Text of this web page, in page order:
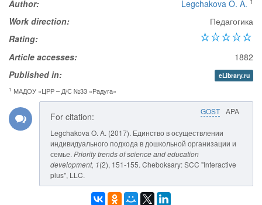
Author:
Legchakova O. A.
Work direction:
Педагогика
Rating:
Article accesses:
1882
Published in:
eLibrary.ru
1 МАДОУ «ЦРР – Д/С №33 «Радуга»
GOST APA
For citation:
Legchakova O. A. (2017). Единство в осуществлении
индивидуального подхода в дошкольной организации и
семье. Priority trends of science and education
development, 1(2), 151-155. Cheboksary: SCC "Interactive
plus", LLC.